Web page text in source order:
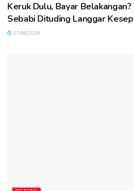
Keruk Dulu, Bayar
Sebabi Dituding Langgar
07/08/2026